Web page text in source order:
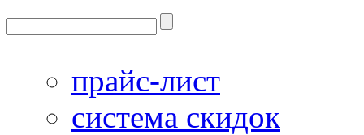
прайс-лист
система скидок